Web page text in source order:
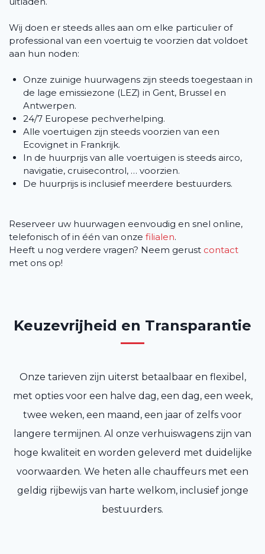
Wij doen er steeds alles aan om elke particulier of
professional van een voertuig te voorzien dat voldoet
aan hun noden:
Onze zuinige huurwagens zijn steeds toegestaan in
de lage emissiezone (LEZ) in Gent, Brussel en
Antwerpen.
24/7 Europese pechverhelping.
Alle voertuigen zijn steeds voorzien van een
Ecovignet in Frankrijk.
In de huurprijs van alle voertuigen is steeds airco,
navigatie, cruisecontrol, … voorzien.
De huurprijs is inclusief meerdere bestuurders.
Reserveer uw huurwagen eenvoudig en snel online,
telefonisch of in één van onze filialen.
Heeft u nog verdere vragen? Neem gerust contact
met ons op!
Keuzevrijheid en Transparantie
Onze tarieven zijn uiterst betaalbaar en flexibel,
met opties voor een halve dag, een dag, een week,
twee weken, een maand, een jaar of zelfs voor
langere termijnen. Al onze verhuiswagens zijn van
hoge kwaliteit en worden geleverd met duidelijke
voorwaarden. We heten alle chauffeurs met een
geldig rijbewijs van harte welkom, inclusief jonge
bestuurders.